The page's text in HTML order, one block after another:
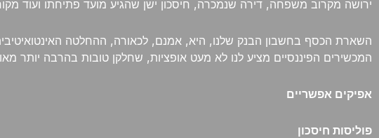
ירושה מקרוב משפחה, דירה שנמכרה, חיסכון ישן שהגיע מועד פתיחתו ועוד
השארת הכסף בחשבון הבנק שלנו, היא, אמנם, לכאורה, ההחלטה
המכשירים הפיננסיים מציע לנו לא מעט אופציות, שחלקן טובות בהרבה
אפיקים אפשריים
פוליסות חיסכון